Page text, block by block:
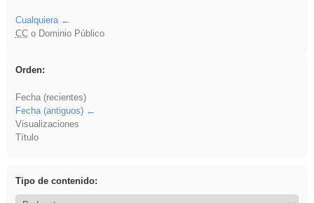
Cualquiera
CCo Dominio Público
Orden:
Fecha (recientes)
Fecha (antiguos)
Visualizaciones
Título
Tipo de contenido: